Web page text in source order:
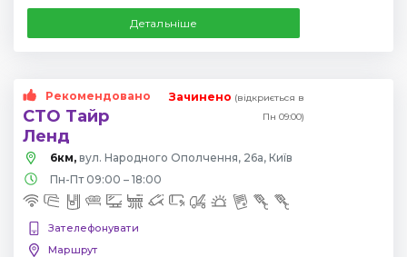
Детальніше
Рекомендовано
СТО Тайр
Ленд
Зачинено (відкриється в
Пн 09:00)
6км, вул. Народного Ополчення, 26а, Київ
Пн-Пт 09:00 – 18:00
Зателефонувати
Маршрут